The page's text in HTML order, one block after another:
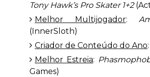
Tony Hawk’s Pro Skater 1+2
Melhor Multijogador:
(InnerSloth)
Criador de Conteúdo do Ano
Melhor Estreia:
Games)